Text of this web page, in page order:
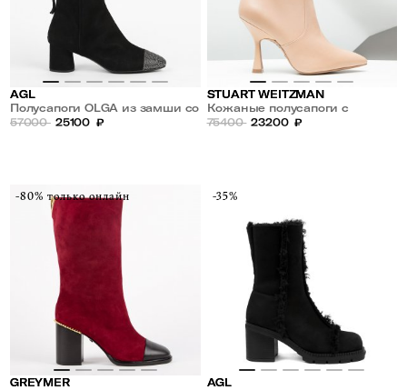
AGL
Полусапоги OLGA из замши со
стразами
57000 25100 ₽
STUART WEITZMAN
Кожаные полусапоги с
фигурным каблуком MELENA
75400 23200 ₽
-80% только онлайн
GREYMER
-35%
AGL